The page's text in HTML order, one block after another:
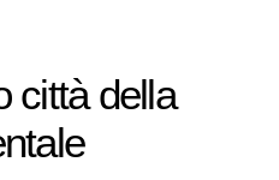
città della